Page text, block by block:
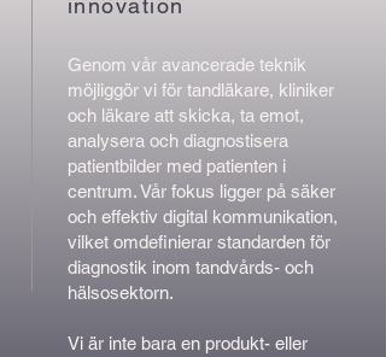
innovation
Genom vår avancerade teknik
möjliggör vi för tandläkare, kliniker
och läkare att skicka, ta emot,
analysera och diagnostisera
patientbilder med patienten i
centrum. Vår fokus ligger på säker
och effektiv digital kommunikation,
vilket omdefinierar standarden för
diagnostik inom tandvårds- och
hälsosektorn.
Vi är inte bara en produkt- eller